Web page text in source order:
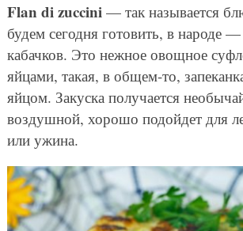
Flan di zuccini— так называется
будем сегодня готовить, в народе
кабачков. Это нежное овощное
яйцами, такая, в общем-то,
яйцом. Закуска получается
воздушной, хорошо подойдет для
или ужина.